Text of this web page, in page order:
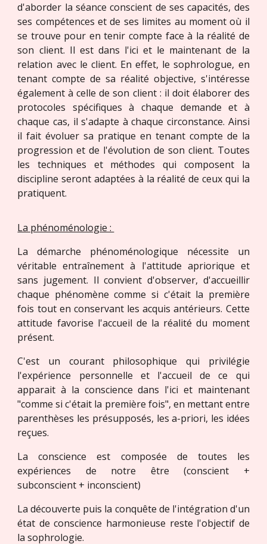
d'aborder la séance conscient de ses capacités, des
ses compétences et de ses limites au moment où il
se trouve pour en tenir compte face à la réalité de
son client. Il est dans l'ici et le maintenant de la
relation avec le client. En effet, le sophrologue, en
tenant compte de sa réalité objective, s'intéresse
également à celle de son client : il doit élaborer des
protocoles spécifiques à chaque demande et à
chaque cas, il s'adapte à chaque circonstance. Ainsi
il fait évoluer sa pratique en tenant compte de la
progression et de l'évolution de son client. Toutes
les techniques et méthodes qui composent la
discipline seront adaptées à la réalité de ceux qui la
pratiquent.
La phénoménologie :
La démarche phénoménologique nécessite un
véritable entraînement à l'attitude apriorique et
sans jugement. Il convient d'observer, d'accueillir
chaque phénomène comme si c'était la première
fois tout en conservant les acquis antérieurs. Cette
attitude favorise l'accueil de la réalité du moment
présent.
C'est un courant philosophique qui privilégie
l'expérience personnelle et l'accueil de ce qui
apparait à la conscience dans l'ici et maintenant
"comme si c'était la première fois", en mettant entre
parenthèses les présupposés, les a-priori, les idées
reçues.
La conscience est composée de toutes les
expériences de notre être (conscient +
subconscient + inconscient)
La découverte puis la conquête de l'intégration d'un
état de conscience harmonieuse reste l'objectif de
la sophrologie.